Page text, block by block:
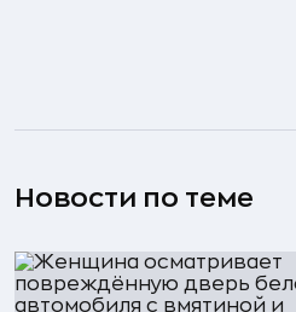
Новости по теме